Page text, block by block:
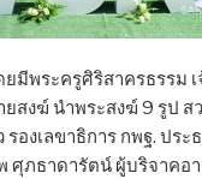
มีพระครูศิริสาครธรรม เ
สงฆ์ นำพระสงฆ์ 9 รูป ส
องเลขาธิการ กพฐ. ประ
ศุภธาดารัตน์ ผู้บริจาคอา